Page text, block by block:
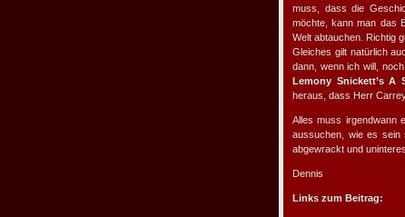
muss, dass die
möchte, kann man das
Welt abtauchen. Richtig
Gleiches gilt natürlich
dann, wenn ich will,
Lemony Snickett’s A
heraus, dass Herr
Alles muss irgendwann
aussuchen, wie es sein
abgewrackt und
Dennis
Links zum Beitrag: